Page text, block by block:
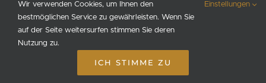
Ablehnen
Cookie-Richtlinie Datenschutzerklärung
Wir verwenden Cookies, um Ihnen den
bestmöglichen Service zu gewährleisten. Wenn Sie
auf der Seite weitersurfen stimmen Sie deren
Nutzung zu.
Einstellungen
ICH STIMME ZU